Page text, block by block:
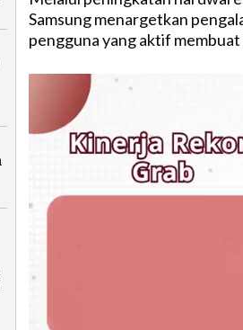
Samsung menargetkan
pengguna yang aktif